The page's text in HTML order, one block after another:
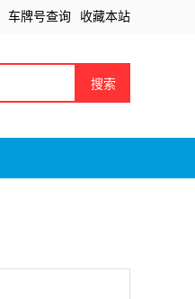
车牌号查询 收藏本站
搜索